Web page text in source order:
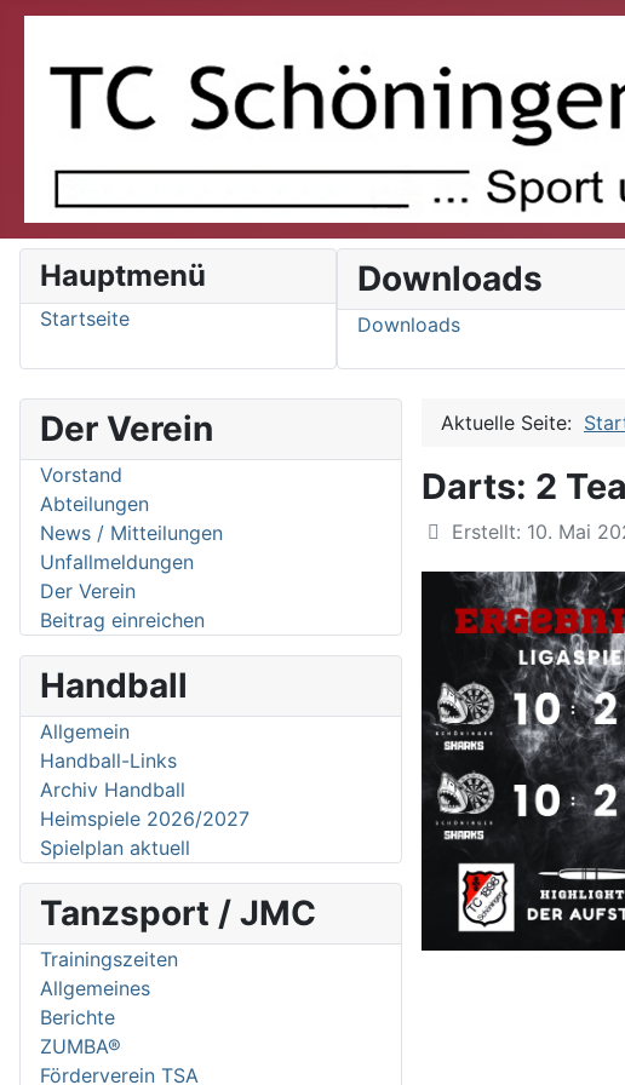
Hauptmenü
Startseite
Downloads
Downloads
Der Verein
Vorstand
Abteilungen
News / Mitteilungen
Unfallmeldungen
Der Verein
Beitrag einreichen
Handball
Allgemein
Handball-Links
Archiv Handball
Heimspiele 2026/2027
Spielplan aktuell
Tanzsport / JMC
Trainingszeiten
Allgemeines
Berichte
ZUMBA®
Förderverein TSA
Aktuelle Seite:
Darts: 2
Details
Erstellt: 10. Mai